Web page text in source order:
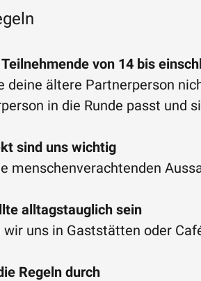
von 14 bis
deine ältere Partnerperson
in die Runde passt und
sind uns wichtig
menschenverachtenden
alltagstauglich sein
uns in Gaststätten oder
Regeln durch